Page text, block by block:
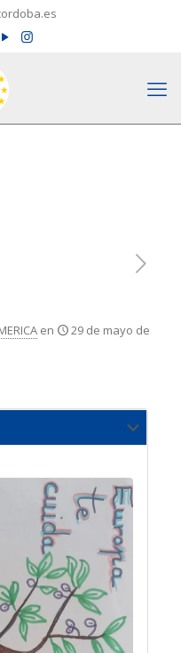
en
29 de mayo de